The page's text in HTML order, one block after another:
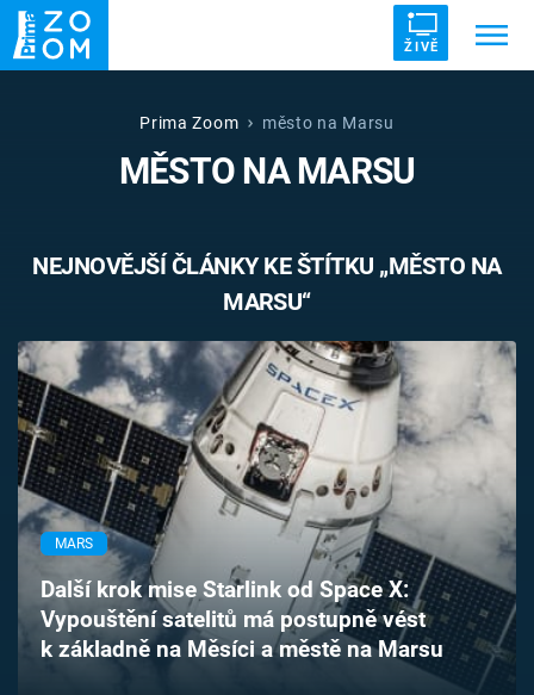
ŽIVĚ
ZRÁDCI UFO DRUHÁ SVĚTOVÁ VÁLKA
VETŘELCI DÁVNOVĚKU
Témata
Pořady
TV Program
Časopis
Sledujte prima+
Prima Zoom město na Marsu
MĚSTO NA MARSU
NEJNOVĚJŠÍ ČLÁNKY KE ŠTÍTKU „MĚSTO NA
MARSU“
MARS
Další krok mise Starlink od Space X:
Vypouštění satelitů má postupně vést
k základně na Měsíci a městě na Marsu